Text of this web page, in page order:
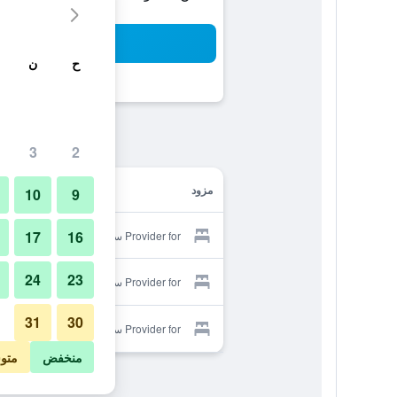
مزود
Provider for سيتيتل إن
Provider for سيتيتل إن
Provider for سيتيتل إن
ح ن
2
3
9
10
16
17
23
24
30
31
منخفض